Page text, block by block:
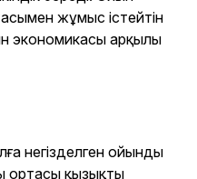
жұмыс істейтін
экономикасы арқылы
негізделген ойынды
ортасы қызықты